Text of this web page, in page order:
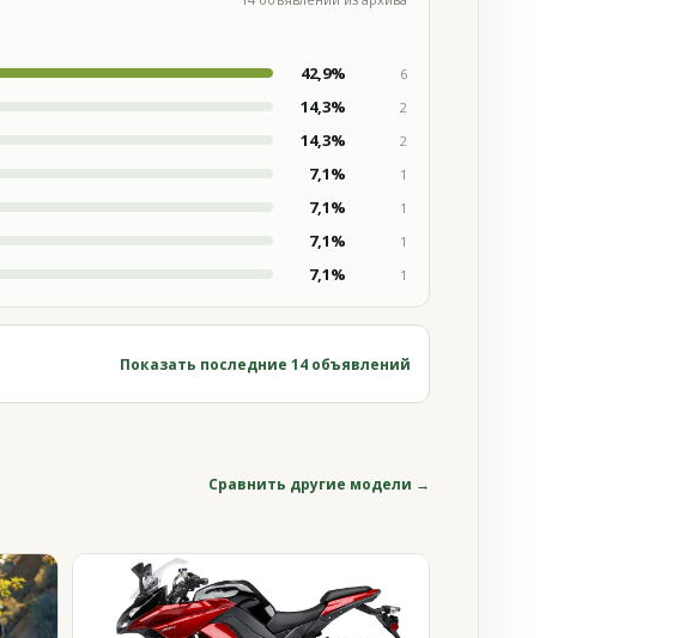
42,9%
6
14,3%
2
14,3%
2
7,1%
1
7,1%
1
7,1%
1
7,1% 1
Показать последние 14 объявлений
Сравнить другие модели →